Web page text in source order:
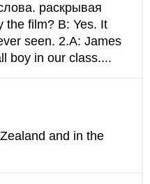
раскрывая
the film? B: Yes. It
seen. 2.A: James
boy in our class....
and in the